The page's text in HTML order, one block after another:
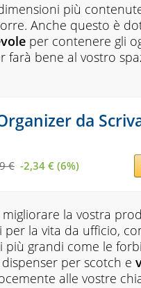
più
Anche questo è
per contenere gli
bene al vostro
da
€ -2,34 € (6%)
la vostra
la vita da ufficio,
più grandi come le
per scotch e
alle vostre